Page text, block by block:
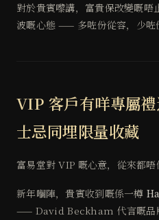
對於貴賓嚟講，富貴保改變嘅
波嘅心態 —— 多咗份從容，少咗
VIP 客戶有咩專屬
士忌同埋限量收藏
富易堂對 VIP 嘅心意，從來都唔
新年嗰陣，貴賓收到嘅係一樽
—— David Beckham 代言嘅品